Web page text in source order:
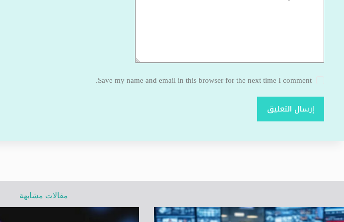
Save my name and email in this browser for the next time I comment.
إرسال التعليق
مقالات مشابهة